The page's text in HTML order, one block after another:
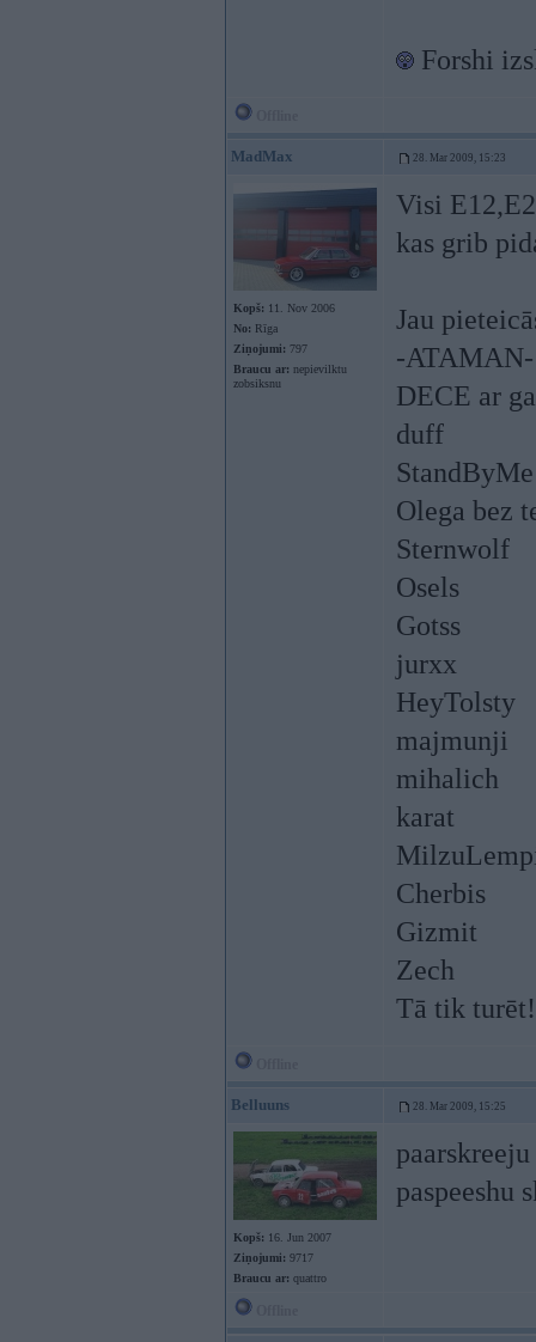
Forshi
MadMax 28. Mar 2009, 15:23
Kopš: 11. Nov 2006
No: Rīga
Ziņojumi: 797
Braucu ar: nepievilktu
zobsiksnu
Visi
kas grib
Jau
-ATAMAN-
DECE ar
duff
StandByMe
Olega bez
Sternwolf
Osels
Gotss
jurxx
HeyTolsty
majmunji
mihalich
karat
Cherbis
Gizmit
Zech
Tā tik
Belluuns 28. Mar 2009, 15:25
Kopš: 16. Jun 2007
Ziņojumi: 9717
Braucu ar: quattro
paspeeshu